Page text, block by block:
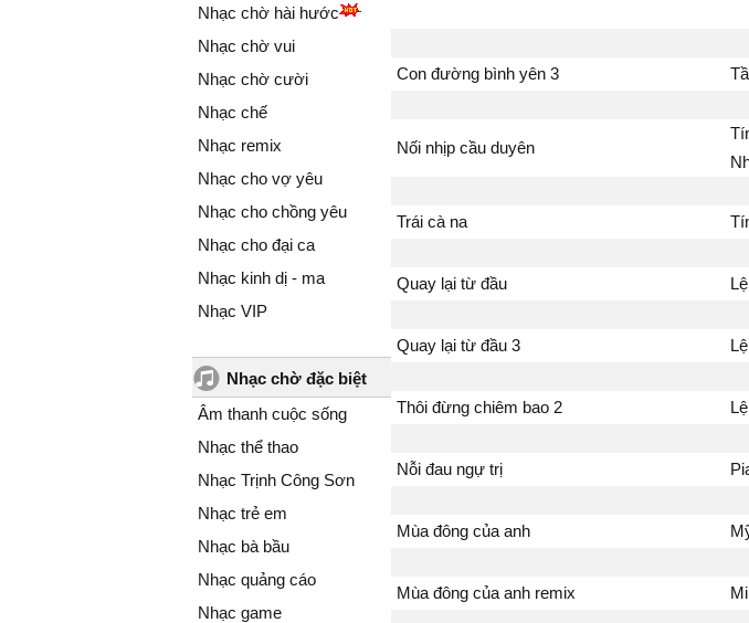
Nhạc chờ hài hước
Nhạc chờ vui
Nhạc chờ cười
Nhạc chế
Nhạc remix
Nhạc cho vợ yêu
Nhạc cho chồng yêu
Nhạc cho đại ca
Nhạc kinh dị - ma
Nhạc VIP
Nhạc chờ đặc biệt
Âm thanh cuộc sống
Nhạc thể thao
Nhạc Trịnh Công Sơn
Nhạc trẻ em
Nhạc bà bầu
Nhạc quảng cáo
Nhạc game
Con đường bình yên 3
Nối nhịp cầu duyên
Trái cà na
Quay lại từ đầu
Quay lại từ đầu 3
Thôi đừng chiêm bao 2
Nỗi đau ngự trị
Mùa đông của anh
Mùa đông của anh remix